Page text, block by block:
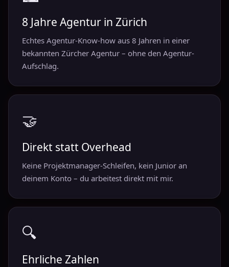
8 Jahre Agentur in Zürich
Echtes Agentur-Know-how aus 8 Jahren in einer
bekannten Zürcher Agentur – ohne den Agentur-
Aufschlag.
🤝
Direkt statt Overhead
Keine Projektmanager-Schleifen, kein Junior an
deinem Konto – du arbeitest direkt mit mir.
🔍
Ehrliche Zahlen